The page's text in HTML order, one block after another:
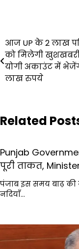
navigation
आज UP के 2 लाख
को मिलेगी
योगी अकाउंट में
लाख रुपये
Related
Punjab
पूरी ताकत,
पंजाब इस समय बाढ़ की
नदियाँ…